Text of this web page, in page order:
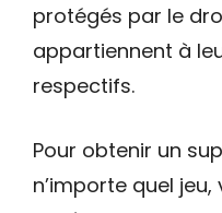
protégés par le
appartiennent à
respectifs.
Pour obtenir un
n’importe quel